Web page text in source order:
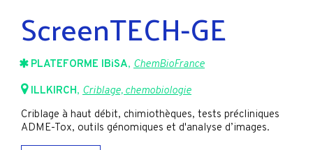
ScreenTECH-GE
PLATEFORME IBiSA, ChemBioFrance
ILLKIRCH, Criblage, chemobiologie
Criblage à haut débit, chimiothèques, tests précliniques
ADME-Tox, outils génomiques et d'analyse d’images.